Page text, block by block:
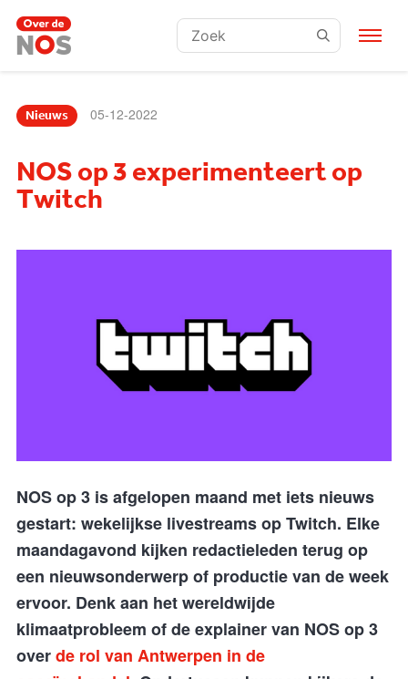
Zoeken:
Nieuws 05-12-2022
NOS op 3 experimenteert op
Twitch
NOS op 3 is afgelopen maand met iets nieuws
gestart: wekelijkse livestreams op Twitch. Elke
maandagavond kijken redactieleden terug op
een nieuwsonderwerp of productie van de week
ervoor. Denk aan het wereldwijde
klimaatprobleem of de explainer van NOS op 3
overde rol van Antwerpen in de